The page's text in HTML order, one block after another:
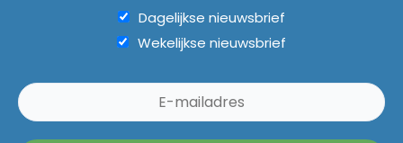
Dagelijkse nieuwsbrief
Wekelijkse nieuwsbrief